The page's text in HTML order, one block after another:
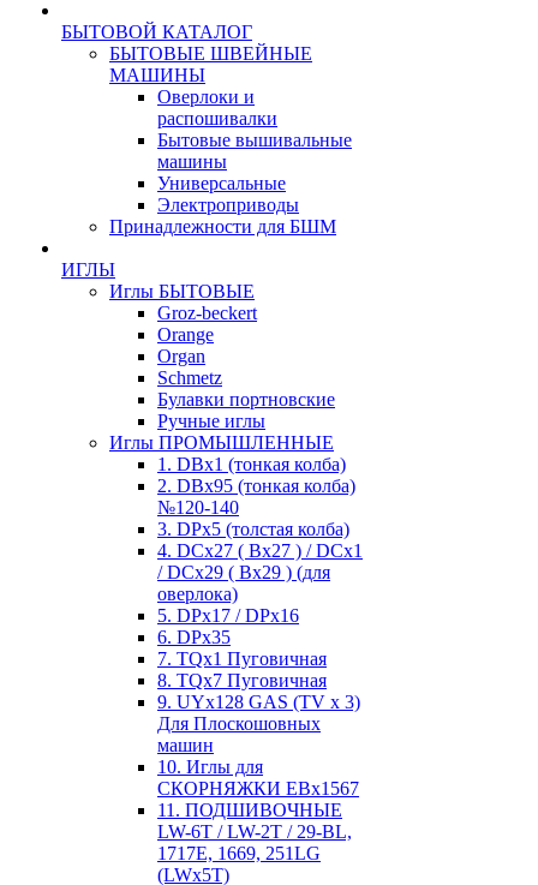
БЫТОВОЙ КАТАЛОГ
БЫТОВЫЕ ШВЕЙНЫЕ
МАШИНЫ
Оверлоки и
распошивалки
Бытовые вышивальные
машины
Универсальные
Электроприводы
Принадлежности для БШМ
ИГЛЫ
Иглы БЫТОВЫЕ
Groz-beckert
Orange
Organ
Schmetz
Булавки портновские
Ручные иглы
Иглы ПРОМЫШЛЕННЫЕ
1. DBx1 (тонкая колба)
2. DBx95 (тонкая колба)
№120-140
3. DPx5 (толстая колба)
4. DCx27 ( Bx27 ) / DCx1
/ DCx29 ( Bx29 ) (для
оверлока)
5. DPx17 / DPx16
6. DPx35
7. TQx1 Пуговичная
8. TQx7 Пуговичная
9. UYx128 GAS (TV x 3)
Для Плоскошовных
машин
10. Иглы для
СКОРНЯЖКИ EBx1567
11. ПОДШИВОЧНЫЕ
LW-6T / LW-2T / 29-BL,
1717E, 1669, 251LG
(LWx5T)